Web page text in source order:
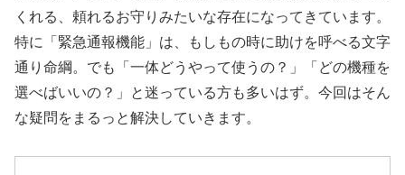
くれる、頼れるお守りみたいな存在になってきています。
特に「緊急通報機能」は、もしもの時に助けを呼べる文字
通り命綱。でも「一体どうやって使うの？」「どの機種を
選べばいいの？」と迷っている方も多いはず。今回はそん
な疑問をまるっと解決していきます。